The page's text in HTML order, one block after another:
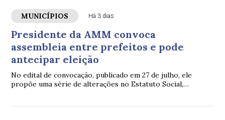
MUNICÍPIOS Há 3 dias
Presidente da AMM convoca
assembleia entre prefeitos e pode
antecipar eleição
No edital de convocação, publicado em 27 de julho, ele
propõe uma série de alterações no Estatuto Social,